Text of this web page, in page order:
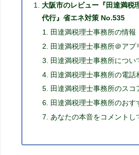
大阪市のレビュー『田達満税
代行』省エネ対策 No.535
田達満税理士事務所の情報
田達満税理士事務所＠アプ
田達満税理士事務所につい
田達満税理士事務所の電話
田達満税理士事務所のスコ
田達満税理士事務所のおす
あなたの本音をコメントし